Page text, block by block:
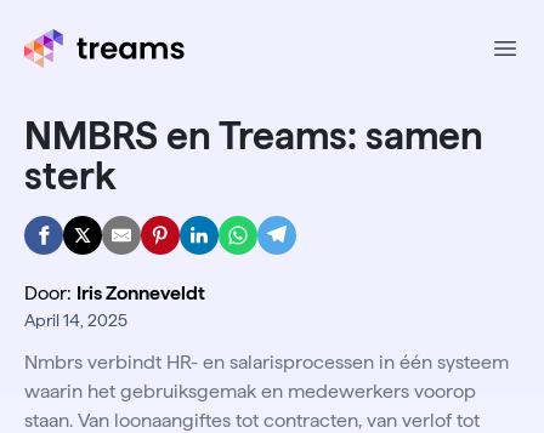
NMBRS en Treams: samen
sterk
Door: Iris Zonneveldt
April 14, 2025
Nmbrs verbindt HR- en salarisprocessen in één systeem
waarin het gebruiksgemak en medewerkers voorop
staan. Van loonaangiftes tot contracten, van verlof tot